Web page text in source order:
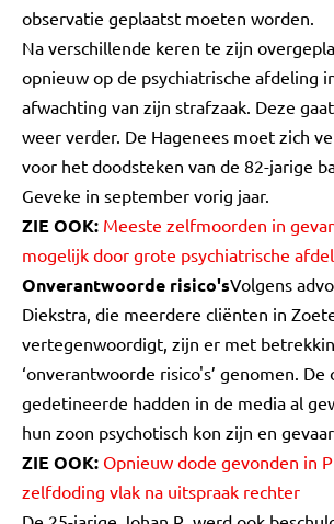
observatie geplaatst moeten worden.
Na verschillende keren te zijn
opnieuw op de psychiatrische afdeling
afwachting van zijn strafzaak. Deze
weer verder. De Hagenees moet zich
voor het doodsteken van de 82-jarige
Geveke in september vorig jaar.
ZIE OOK: Meeste zelfmoorden in
mogelijk door grote psychiatrische
Onverantwoorde risico'sVolgens
Diekstra, die meerdere cliënten in
vertegenwoordigt, zijn er met
‘onverantwoorde risico's’ genomen. De
gedetineerde hadden in de media al
hun zoon psychotisch kon zijn en
ZIE OOK: Opnieuw dode gevonden in
zelfdoding vlak na uitspraak rechter